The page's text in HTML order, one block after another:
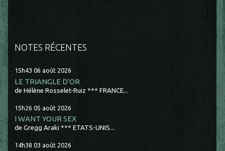
NOTES RÉCENTES
15h43 06 août 2026
LE TRIANGLE D'OR
de Hélène Rosselet-Ruiz *** FRANCE...
15h26 05 août 2026
I WANT YOUR SEX
de Gregg Araki *** ETATS-UNIS...
14h38 03 août 2026